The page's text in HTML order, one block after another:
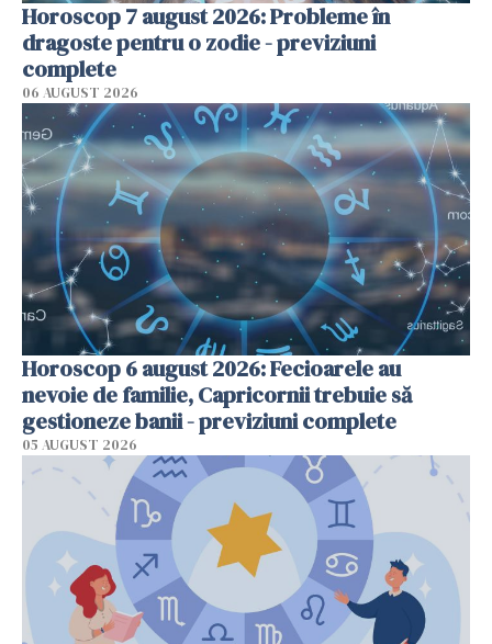
Horoscop 7 august 2026: Probleme în
dragoste pentru o zodie - previziuni
complete
06 AUGUST 2026
Horoscop 6 august 2026: Fecioarele au
nevoie de familie, Capricornii trebuie să
gestioneze banii - previziuni complete
05 AUGUST 2026